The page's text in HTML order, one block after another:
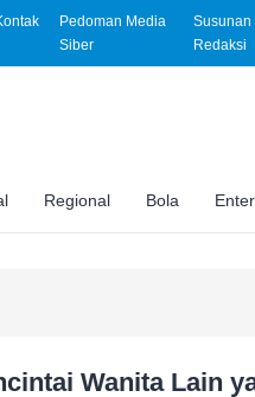
Pedoman Media
Siber
Susunan
Redaksi
Regional Bola
Wanita Lain